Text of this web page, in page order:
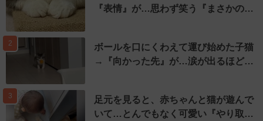
『表情』が…思わず笑う『まさかの…
2
ボールを口にくわえて運び始めた子猫
→『向かった先』が…涙が出るほど…
3
足元を見ると、赤ちゃんと猫が遊んで
いて…とんでもなく可愛い『やり取…